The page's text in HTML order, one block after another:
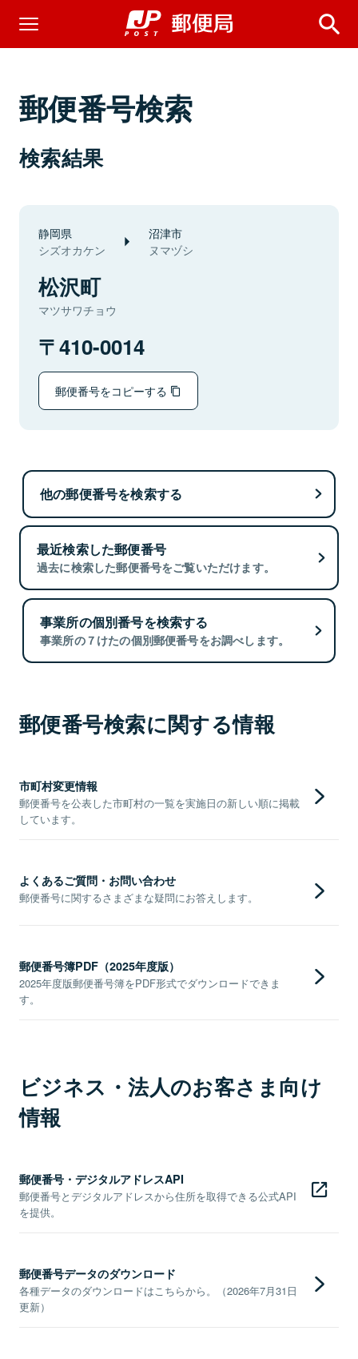
郵便番号検索
検索結果
静岡県
シズオカケン
沼津市
ヌマヅシ
松沢町
マツサワチョウ
410-0014
郵便番号をコピーする
他の郵便番号を検索する
最近検索した郵便番号
過去に検索した郵便番号をご覧いただけます。
事業所の個別番号を検索する
事業所の７けたの個別郵便番号をお調べします。
郵便番号検索に関する情報
市町村変更情報
郵便番号を公表した市町村の一覧を実施日の新しい順に掲載
しています。
よくあるご質問・お問い合わせ
郵便番号に関するさまざまな疑問にお答えします。
郵便番号簿PDF（2025年度版）
2025年度版郵便番号簿をPDF形式でダウンロードできま
す。
ビジネス・法人のお客さま向け
情報
郵便番号・デジタルアドレスAPI
郵便番号とデジタルアドレスから住所を取得できる公式API
を提供。
郵便番号データのダウンロード
各種データのダウンロードはこちらから。（2026年7月31日
更新）